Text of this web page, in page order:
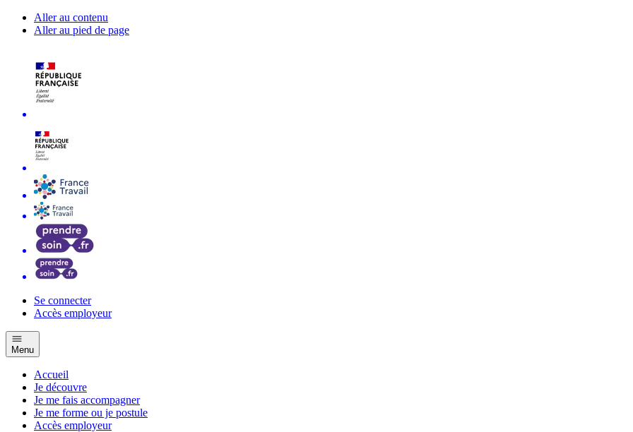
Aller au contenu
Aller au pied de page
Se connecter
Accès employeur
Menu
Accueil
Je découvre
Je me fais accompagner
Je me forme ou je postule
Accès employeur